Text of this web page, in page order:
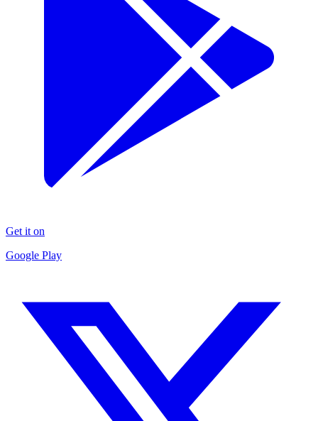
Get it on
Google Play